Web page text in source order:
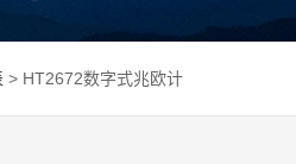
> HT2672数字式兆欧计